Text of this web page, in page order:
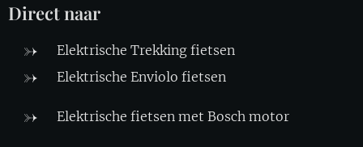
Direct naar
Elektrische Trekking fietsen
Elektrische Enviolo fietsen
Elektrische fietsen met Bosch motor